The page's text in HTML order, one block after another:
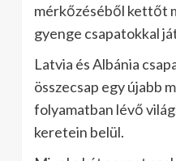
mérkőzéséből kettőt
gyenge csapatokkal
Latvia és Albánia
összecsap egy újabb
folyamatban lévő
keretein belül.